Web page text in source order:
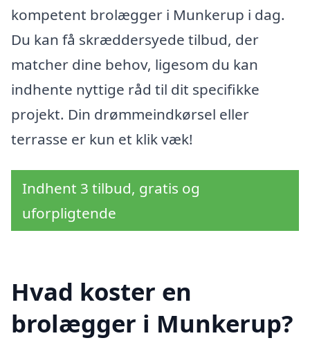
kompetent brolægger i Munkerup i dag.
Du kan få skræddersyede tilbud, der
matcher dine behov, ligesom du kan
indhente nyttige råd til dit specifikke
projekt. Din drømmeindkørsel eller
terrasse er kun et klik væk!
Indhent 3 tilbud, gratis og
uforpligtende
Hvad koster en
brolægger i Munkerup?